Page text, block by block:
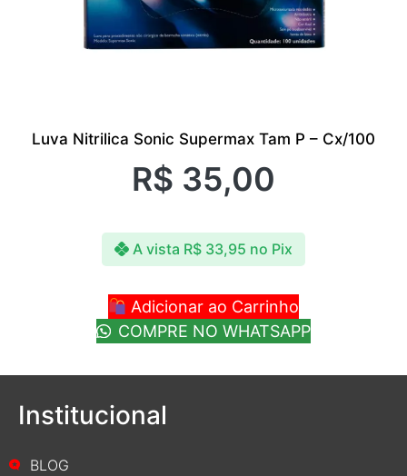
Luva Nitrilica Sonic Supermax Tam P – Cx/100
R$ 35,00
A vista R$ 33,95 no Pix
Adicionar ao Carrinho
COMPRE NO WHATSAPP
Institucional
BLOG